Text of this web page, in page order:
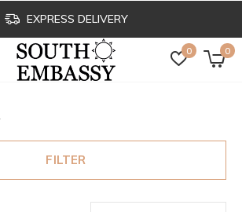
0 0
EXPRESS DELIVERY
FILTER